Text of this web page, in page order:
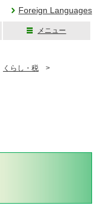
Foreign Languages
メニュー
くらし・税 >